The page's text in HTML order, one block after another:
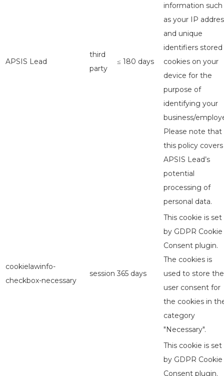
APSIS Lead
third
party
≤ 180 days
information such
as your IP
and unique
identifiers stored
cookies on your
device for the
purpose of
identifying your
business/
Please note that
this policy covers
APSIS Lead’s
potential
processing of
personal data.
cookielawinfo-
checkbox-necessary
session 365 days
This cookie is set
by GDPR Cookie
Consent plugin.
The cookies is
used to store the
user consent for
the cookies in
category
"Necessary".
This cookie is set
by GDPR Cookie
Consent plugin.